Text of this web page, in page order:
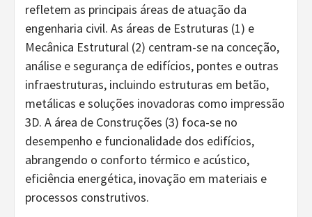
refletem as principais áreas de atuação da
engenharia civil. As áreas de Estruturas (1) e
Mecânica Estrutural (2) centram-se na conceção,
análise e segurança de edifícios, pontes e outras
infraestruturas, incluindo estruturas em betão,
metálicas e soluções inovadoras como impressão
3D. A área de Construções (3) foca-se no
desempenho e funcionalidade dos edifícios,
abrangendo o conforto térmico e acústico,
eficiência energética, inovação em materiais e
processos construtivos.